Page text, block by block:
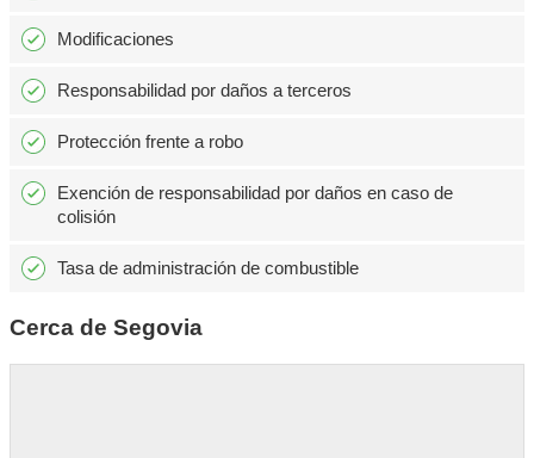
Modificaciones
Responsabilidad por daños a terceros
Protección frente a robo
Exención de responsabilidad por daños en caso de
colisión
Tasa de administración de combustible
Cerca de Segovia